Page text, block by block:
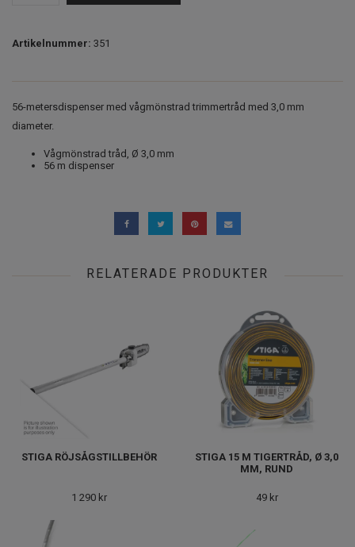
Artikelnummer: 351
56-metersdispenser med vågmönstrad trimmertråd med 3,0 mm
diameter.
Vågmönstrad tråd, Ø 3,0 mm
56 m dispenser
RELATERADE PRODUKTER
STIGA RÖJSÅGSTILLBEHÖR
1 290 kr
STIGA 15 M TIGERTRÅD, Ø 3,0
MM, RUND
49 kr